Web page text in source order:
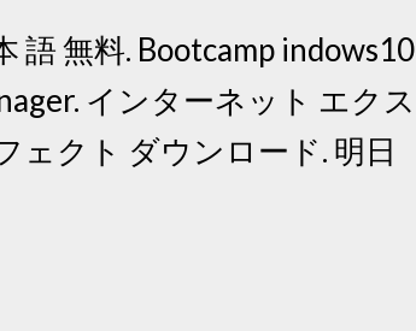
語 無料. Bootcamp indows10
インターネット エクス
ェクト ダウンロード. 明日